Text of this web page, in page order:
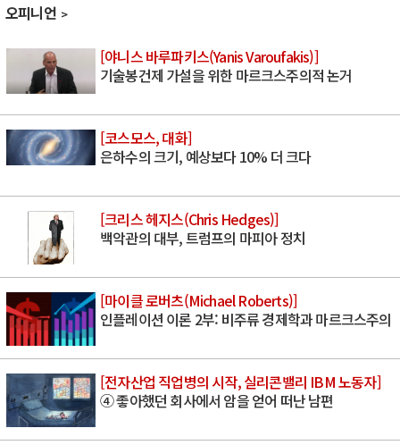
오피니언
[야니스 바루파키스(Yanis Varoufakis)]
기술봉건제 가설을 위한 마르크스주의적 논거
[코스모스, 대화]
은하수의 크기, 예상보다 10% 더 크다
[크리스 헤지스(Chris Hedges)]
백악관의 대부, 트럼프의 마피아 정치
[마이클 로버츠(Michael Roberts)]
인플레이션 이론 2부: 비주류 경제학과 마르크스주의
[전자산업 직업병의 시작, 실리콘밸리 IBM 노동자]
④ 좋아했던 회사에서 암을 얻어 떠난 남편